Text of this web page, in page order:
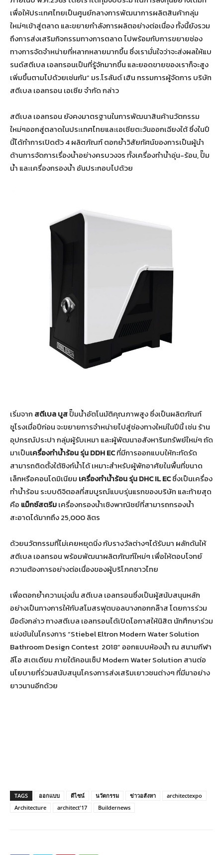
เพื่อให้ประเทศไทยเป็นศูนย์กลางการพัฒนาการผลิตสินค้ากลุ่ม
ใหม่ๆเข้าสู่ตลาด และขยายกำลังการผลิตอย่างต่อเนื่อง ทั้งนี้ยังรวม
ถึงการส่งเสริมกิจกรรมทางการตลาด ไปพร้อมกับการขยายช่อง
ทางการจัดจำหน่ายที่หลากหลายมากขึ้น ซึ่งเรามั่นใจว่าจะส่งผลให้แบ
รนด์สตีเบล เอลทรอนเป็นที่รู้จักมากขึ้น และยอดขายของเราก็จะสูง
เพิ่มขึ้นตามไปด้วยเช่นกัน” มร.โรลันด์ เฮิน กรรมการผู้จัดการ บริษัท
สตีเบล เอลทรอน เอเซีย จำกัด กล่าว
สตีเบล เอลทรอน ยังคงมาตรฐานในการพัฒนาสินค้านวัตกรรม
ใหม่ๆออกสู่ตลาดในประเทศไทยและเอเซียตะวันออกเฉียงใต้ ซึ่งในปี
นี้ได้ทำการเปิดตัว 4 ผลิตภัณฑ์ ตอกย้ำวิสัยทัศน์ของการเป็นผู้นำ
ด้านการจัดการเรื่องน้ำอย่างครบวงจร ทั้งเครื่องทำน้ำอุ่น-ร้อน, ปั๊ม
น้ำ และเครื่องกรองน้ำ อันประกอบไปด้วย
เริ่มจาก สตีเบล บูสปั๊มน้ำอัตโนมัติคุณภาพสูง ซึ่งเป็นผลิตภัณฑ์
ชูโรงเมื่อปีก่อน จะขยายการจำหน่ายไปสู่ช่องทางใหม่ในปีนี้ เช่น ร้าน
อุปกรณ์ประปา กลุ่มผู้รับเหมา และผู้พัฒนาอสังหาริมทรัพย์ใหม่ๆ ถัด
มาเป็นเครื่องทำน้ำร้อน รุ่นDDH ECที่มีการออกแบบให้กะทัดรัด
สามารถติดตั้งใต้ซิงก์น้ำได้ เหมาะสำหรับผู้พักอาศัยในพื้นที่ขนาด
เล็กหรือคอนโดมิเนียม เครื่องทำน้ำร้อน รุ่นDHC IL ECซึ่งเป็นเครื่อง
ทำน้ำร้อน ระบบดิจิตอลที่สมบูรณ์แบบรุ่นแรกของบริษัท และท้ายสุด
คือ แม็กซ์สตรีมเครื่องกรองน้ำเชิงพาณิชย์ที่สามารถกรองน้ำ
สะอาดได้มากถึง 25,000 ลิตร
ด้วยนวัตกรรมที่ไม่เคยหยุดนิ่ง กับรางวัลต่างๆได้รับมา ผลักดันให้
สตีเบล เอลทรอน พร้อมพัฒนาผลิตภัณฑ์ใหม่ๆ เพื่อให้ตอบโจทย์
ความต้องการอย่างต่อเนื่องของผู้บริโภคชาวไทย
เพื่อตอกย้ำความมุ่งมั่น สตีเบล เอลทรอนซึ่งเป็นผู้สนับสนุนหลัก
อย่างเป็นทางการให้กับสโมสรฟุตบอลบางกอกกล๊าส โดยการร่วม
มือดังกล่าว ทางสตีเบล เอลทรอนได้เปิดโอกาสให้นิสิต นักศึกษาร่วม
แข่งขันในโครงการ “Stiebel Eltron Modern Water Solution
Bathroom Design Contest 2018” ออกแบบห้องน้ำ ณ สนามกีฬา
ลีโอ สเตเดียม ภายใต้คอนเซ็ป Modern Water Solution สานต่อ
นโยบายที่ร่วมสนับสนุนโครงการส่งเสริมเยาวชนต่างๆ ที่มีมาอย่าง
ยาวนานอีกด้วย
TAGS ออกแบบ ดีไซน์ นวัตกรรม ข่าวอสังหา
architectexpo
Architecture
architect'17 Buildernews